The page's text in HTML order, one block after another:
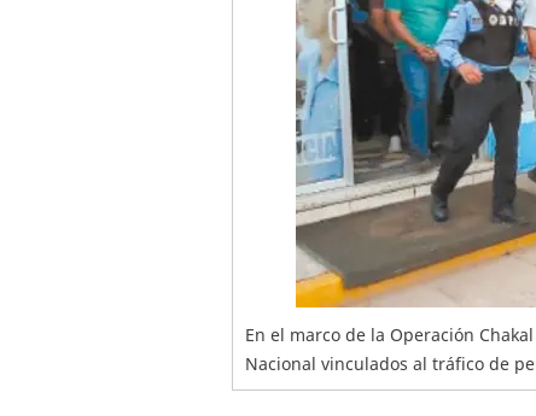
En el marco de la Operación
Nacional vinculados al tráfico de